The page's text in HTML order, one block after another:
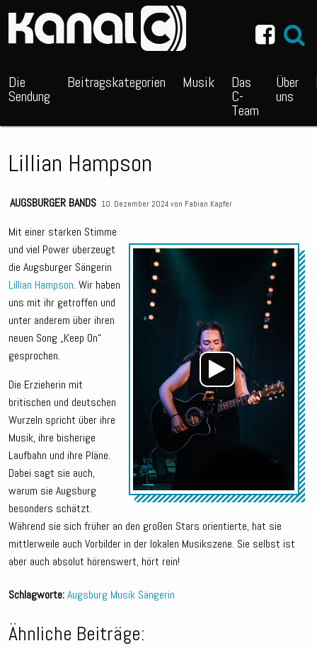
Die
Sendung
Beitragskategorien Musik Das
C-
Team
Über
uns
Lillian Hampson
AUGSBURGER BANDS 10. Dezember 2024 von Fabian Kapfer
Mit einer starken Stimme
und viel Power überzeugt
die Augsburger Sängerin
Lillian Hampson. Wir haben
uns mit ihr getroffen und
unter anderem über ihren
neuen Song „Keep On“
gesprochen.
Die Erzieherin mit
britischen und deutschen
Wurzeln spricht über ihre
Musik, ihre bisherige
Laufbahn und ihre Pläne.
Dabei sagt sie auch,
warum sie Augsburg
besonders schätzt.
Während sie sich früher an den großen Stars orientierte, hat sie
mittlerweile auch Vorbilder in der lokalen Musikszene. Sie selbst ist
aber auch absolut hörenswert, hört rein!
Schlagworte:Augsburg Musik Sängerin
Ähnliche Beiträge: